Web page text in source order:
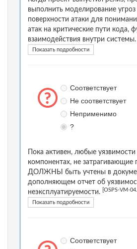
выполнить моделирование угроз
поверхности атаки для
атак на критические пути кода,
взаимодействия внутри системы.
Показать подробности
Соответствует
Не соответствует
Неприменимо
?
Пока активен, любые
компонентах, не затрагивающие
ДОЛЖНЫ быть учтены в
дополняющем отчет об
неэксплуатируемости.
[OSPS-VM-
Показать подробности
Соответствует